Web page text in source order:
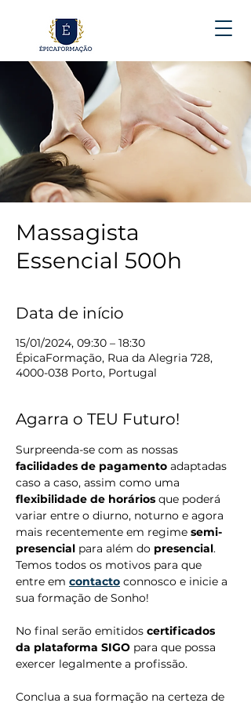
Massagista
Essencial 500h
Data de início
15/01/2024, 09:30 – 18:30
ÉpicaFormação, Rua da Alegria 728,
4000-038 Porto, Portugal
Agarra o TEU Futuro!
Surpreenda-se com as nossas
facilidades de pagamento adaptadas
caso a caso, assim como uma
flexibilidade de horários que poderá
variar entre o diurno, noturno e agora
mais recentemente em regime semi-
presencial para além do presencial.
Temos todos os motivos para que
entre em contacto connosco e inicie a
sua formação de Sonho!
No final serão emitidos certificados
da plataforma SIGO para que possa
exercer legalmente a profissão.
Conclua a sua formação na certeza de